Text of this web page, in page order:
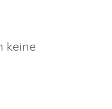
keine